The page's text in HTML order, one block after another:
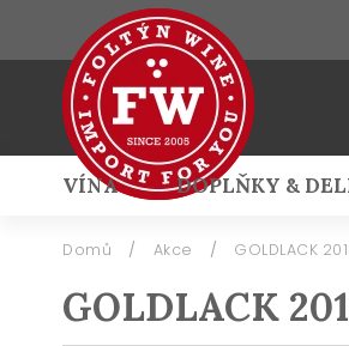
VÍNA DOPLŇKY &
Přihlášení
Domů / Akce / GOLDLACK
GOLDLACK